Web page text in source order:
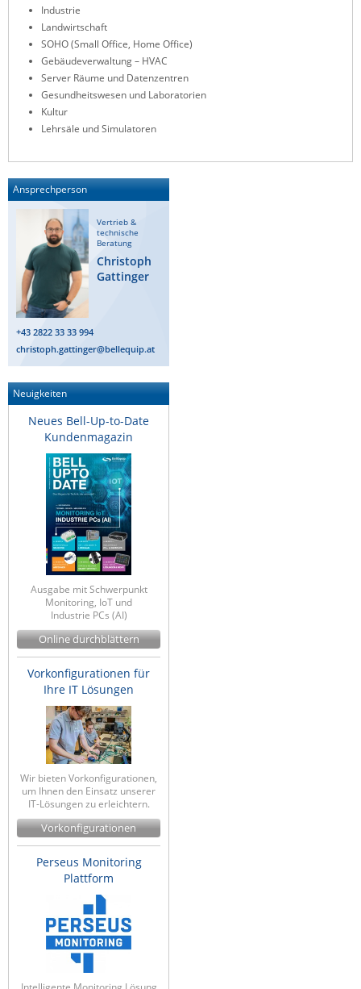
Industrie
Landwirtschaft
SOHO (Small Office, Home Office)
Gebäudeverwaltung – HVAC
Server Räume und Datenzentren
Gesundheitswesen und Laboratorien
Kultur
Lehrsäle und Simulatoren
Ansprechperson
Vertrieb &
technische
Beratung
Christoph
Gattinger
+43 2822 33 33 994
christoph.gattinger@bellequip.at
Neuigkeiten
Neues Bell-Up-to-Date
Kundenmagazin
Ausgabe mit Schwerpunkt
Monitoring, IoT und
Industrie PCs (AI)
Online durchblättern
Vorkonfigurationen für
Ihre IT Lösungen
Wir bieten Vorkonfigurationen,
um Ihnen den Einsatz unserer
IT-Lösungen zu erleichtern.
Vorkonfigurationen
Perseus Monitoring
Plattform